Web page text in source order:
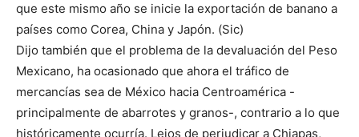
que este mismo año se inicie la exportación de banano a
países como Corea, China y Japón. (Sic)
Dijo también que el problema de la devaluación del Peso
Mexicano, ha ocasionado que ahora el tráfico de
mercancías sea de México hacia Centroamérica -
principalmente de abarrotes y granos-, contrario a lo que
históricamente ocurría. Lejos de perjudicar a Chiapas,